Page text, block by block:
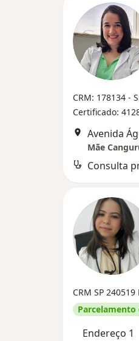
CRM: 178134 -
Certificado:
Avenida
Mãe
Consulta
CRM SP 240519
Endereço 1